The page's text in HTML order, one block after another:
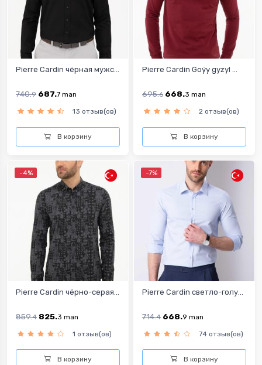
Pierre Cardin чёрная мужс...
740.9 687.7 man
13 отзыв(ов)
В корзину
Pierre Cardin Goýy gyzyl ...
695.6 668.3 man
2 отзыв(ов)
В корзину
-4%
Pierre Cardin чёрно-серая...
859.4 825.3 man
1 отзыв(ов)
В корзину
-7%
Pierre Cardin cветло-голу...
714.4 668.9 man
74 отзыв(ов)
В корзину